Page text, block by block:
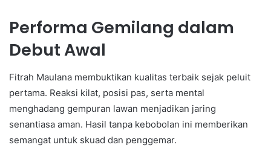
Performa Gemilang dalam
Debut Awal
Fitrah Maulana membuktikan kualitas terbaik sejak peluit
pertama. Reaksi kilat, posisi pas, serta mental
menghadang gempuran lawan menjadikan jaring
senantiasa aman. Hasil tanpa kebobolan ini memberikan
semangat untuk skuad dan penggemar.